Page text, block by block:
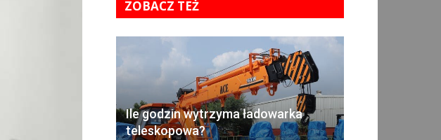
ZOBACZ TEŻ
Ile godzin wytrzyma ładowarka
teleskopowa?